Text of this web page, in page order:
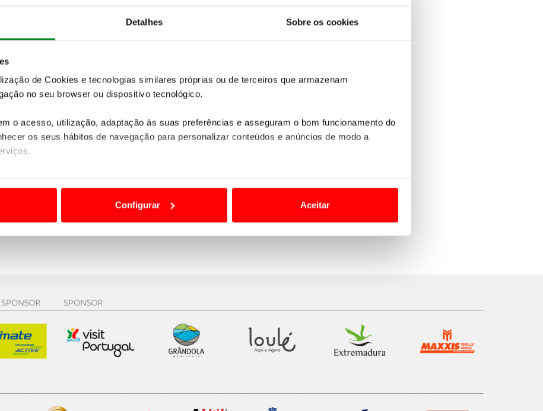
Detalhes Sobre os cookies
de Cookies e tecnologias similares próprias ou de terceiros que armazenam
no seu browser ou dispositivo tecnológico.
o acesso, utilização, adaptação às suas preferências e asseguram o bom funcionamento do
os seus hábitos de navegação para personalizar conteúdos e anúncios de modo a
a sua experiência digital, personalizar conteúdos e anúncios, para lhe proporcionar
bem como para analisar dados de navegação no nosso website.
internacionais de dados pessoais serão realizadas apenas com o seu
se afigure estritamente necessário no contexto dos serviços a prestar.
certo tipo de Cookies e tecnologias similares pode ter impacto na sua experiência de
do site.
Configurar Aceitar
vivi em janeiro, no Dakar, onde temos um
no Interior do país, uma zona com a
tem as suas dificuldades, mas são duas
É muito interessante ter uma prova
Estou muito curioso para experimentar
perceber como está o meu nível face aos
Bruno Santos.
me preparar para o Dakar e agora espero
ACP, com etapas mais curtas, um terreno
concluiu o piloto de Terras Vedras, que
precisamente dez anos após sua